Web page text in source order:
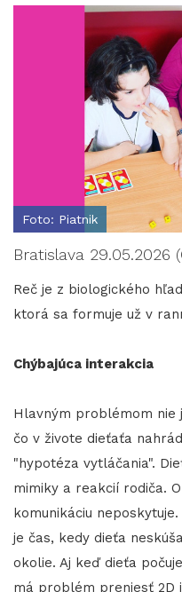
Foto: Piatnik
Bratislava 29.05.2026
Reč je z biologického
ktorá sa formuje už v
Chýbajúca interakcia
Hlavným problémom nie
čo v živote dieťaťa
"hypotéza vytláčania".
mimiky a reakcií rodiča.
komunikáciu
je čas, kedy dieťa
okolie. Aj keď dieťa
má problém preniesť 2D